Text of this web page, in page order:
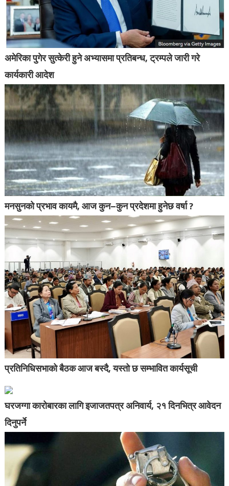
अमेरिका पुगेर सुत्केरी हुने अभ्यासमा प्रतिबन्ध, ट्रम्पले जारी गरे
कार्यकारी आदेश
मनसुनको प्रभाव कायमै, आज कुन–कुन प्रदेशमा हुनेछ वर्षा ?
प्रतिनिधिसभाको बैठक आज बस्दै, यस्तो छ सम्भावित कार्यसूची
घरजग्गा कारोबारका लागि इजाजतपत्र अनिवार्य, २१ दिनभित्र आवेदन
दिनुपर्ने